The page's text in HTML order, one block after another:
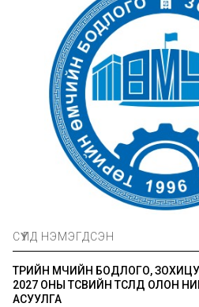
СҮҮЛД НЭМЭГДСЭН
ТӨРИЙН ӨМЧИЙН БОДЛОГО,
2027 ОНЫ ТӨСВИЙН ТӨСӨЛД ОЛОН
АСУУЛГА